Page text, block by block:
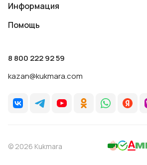
Информация
Помощь
8 800 222 92 59
kazan@kukmara.com
© 2026 Kukmara